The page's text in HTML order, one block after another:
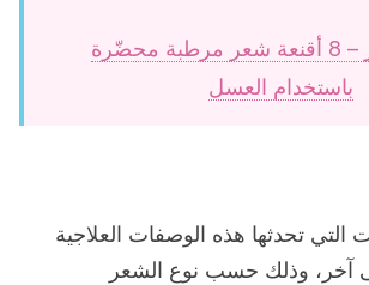
أقنعة الشعر – 8 أقنعة شعر مرطبة محضّرة
باستخدام العسل
التي تحدثها هذه الوصفات العلاجية
وذلك حسب نوع الشعر